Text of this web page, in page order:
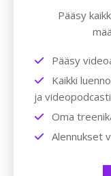
Pääsy
Pääsy
Kaikki
ja
Oma
Alennukset